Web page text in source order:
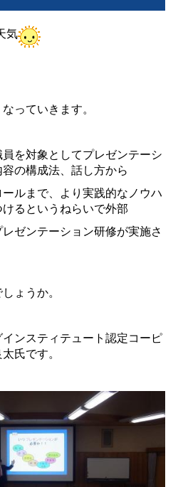
気
っていきます。
を対象としてプレゼンテーシ
の構成法、話し方から
ルまで、より実践的なノウハ
るというねらいで外部
ゼンテーション研修が実施さ
ょうか。
ンスティテュート認定コーピ
氏です。